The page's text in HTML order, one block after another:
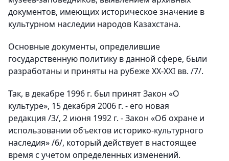
документов, имеющих историческое значение в
культурном наследии народов Казахстана.
Основные документы, определившие
государственную политику в данной сфере, были
разработаны и приняты на рубеже XX-XXI вв. /7/.
Так, в декабре 1996 г. был принят Закон «О
культуре», 15 декабря 2006 г. - его новая
редакция /3/, 2 июня 1992 г. - Закон «Об охране и
использовании объектов историко-культурного
наследия» /6/, который действует в настоящее
время с учетом определенных изменений.